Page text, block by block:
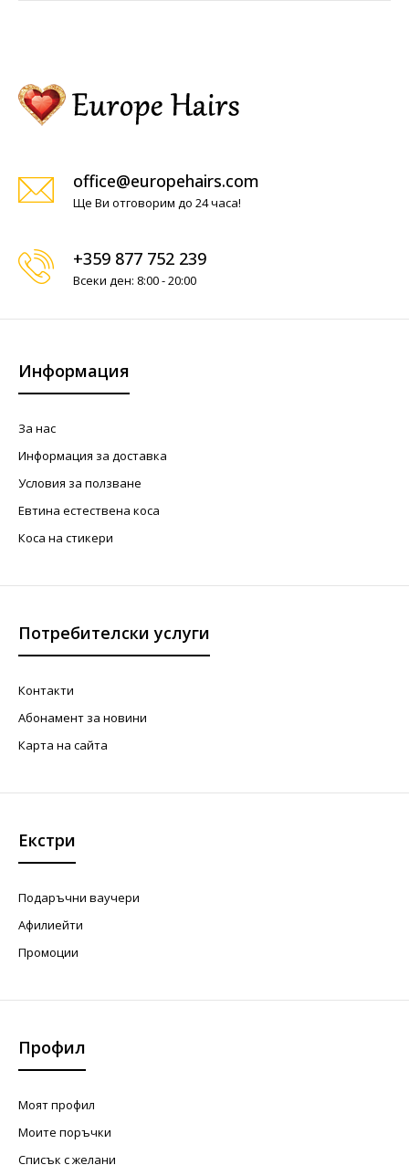
office@europehairs.com
Ще Ви отговорим до 24 часа!
+359 877 752 239
Всеки ден: 8:00 - 20:00
Информация
За нас
Информация за доставка
Условия за ползване
Евтина естествена коса
Коса на стикери
Потребителски услуги
Контакти
Абонамент за новини
Карта на сайта
Екстри
Подаръчни ваучери
Афилиейти
Промоции
Профил
Моят профил
Моите поръчки
Списък с желани